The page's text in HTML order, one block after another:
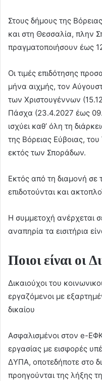
Στους δήμους της
και στη Θεσσαλία, πλην
πραγματοποιήσουν έως
Οι τιμές επιδότησης
μήνα αιχμής, τον
των Χριστουγέννων
Πάσχα (23.4.2027 έως
ισχύει καθ’ όλη τη
της Βόρειας Εύβοιας,
εκτός των Σποράδων.
Εκτός από τη διαμονή σε
επιδοτούνται και
Η συμμετοχή ανέρχεται
αναπηρία τα εισιτήρια
Ποιοι είναι οι
Δικαιούχοι του
εργαζόμενοι με
δικαίου
Ασφαλισμένοι στον e-
εργασίας με εισφορές
ΔΥΠΑ, οποτεδήποτε στο
προηγούνται της λήξης